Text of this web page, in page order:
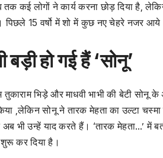
तक कई लोगों ने कार्य करना छोड़ दिया है,
पिछले 15 वर्षो में शो में कुछ नए चेहरे नजर
बड़ी हो गई हैं ‘सोनू’
तुकाराम भिड़े और माधवी भाभी की बेटी
,लेकिन सोनू ने तारक मेहता का उल्टा
भी उन्हें याद करते हैं। ‘तारक मेहता…’ में
कर दिया है।